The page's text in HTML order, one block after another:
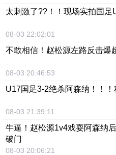
太刺激了??！！现场实拍国
08-03 22:02:01
不敢相信！赵松源左路反击爆
08-03 20:46:53
U17国足3-2绝杀阿森纳！！
08-03 21:39:11
牛逼！赵松源1v4戏耍阿森纳
破门
08-03 20:06:21